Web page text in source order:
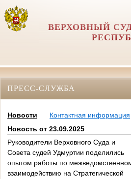
ВЕРХОВНЫЙ
ПРЕСС-СЛУЖБА
Новости
Контактная информация
Новость от 23.09.2025
Руководители Верховного Суда и
Совета судей Удмуртии поделились
опытом работы по
взаимодействию на Стратегической